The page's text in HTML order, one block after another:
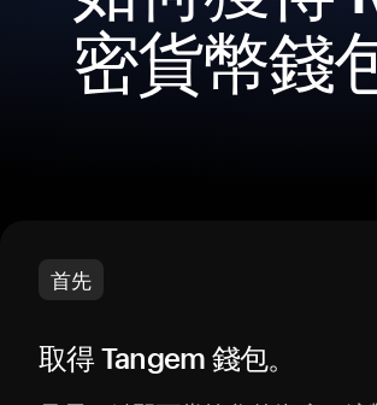
密貨幣錢
首先
取得 Tangem 錢包。